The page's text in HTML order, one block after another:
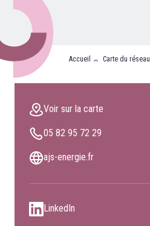
Nos partenaires
Clients professionnels
Accueil Carte du réseau
Voir sur la carte
05 82 95 72 29
ajs-energie.fr
LinkedIn